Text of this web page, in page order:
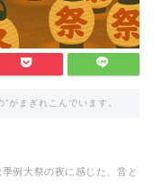
がまぎれこんでいます。
例大祭の夜に感じた、音と